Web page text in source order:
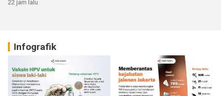
22 jam lalu
Infografik